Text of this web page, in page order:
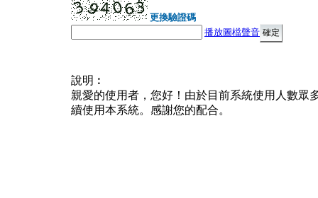
更換驗證碼
播放圖檔聲音
說明︰
親愛的使用者，您好！由於目前系統使用人數眾
續使用本系統。感謝您的配合。